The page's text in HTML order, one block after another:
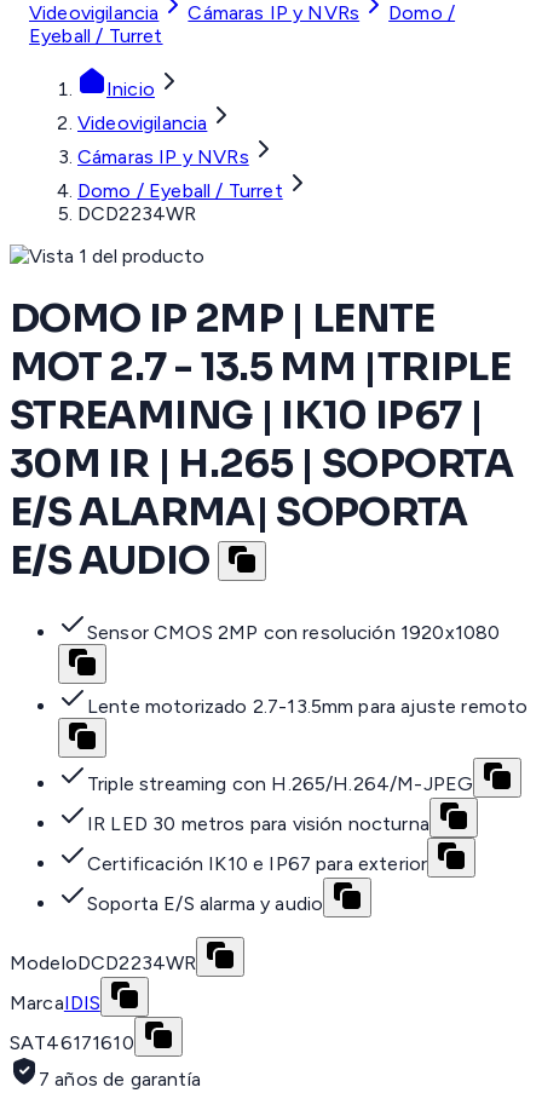
Videovigilancia Cámaras IP y NVRs
Domo /
Eyeball / Turret
Inicio
Videovigilancia
Cámaras IP y NVRs
Domo / Eyeball / Turret
DCD2234WR
DOMO IP 2MP | LENTE
MOT 2.7 - 13.5 MM |TRIPLE
STREAMING | IK10 IP67 |
30M IR | H.265 | SOPORTA
E/S ALARMA| SOPORTA
E/S AUDIO
Sensor CMOS 2MP con resolución 1920x1080
Lente motorizado 2.7-13.5mm para ajuste remoto
Triple streaming con H.265/H.264/M-JPEG
IR LED 30 metros para visión nocturna
Certificación IK10 e IP67 para exterior
Soporta E/S alarma y audio
ModeloDCD2234WR
MarcaIDIS
SAT46171610
7 años de garantía